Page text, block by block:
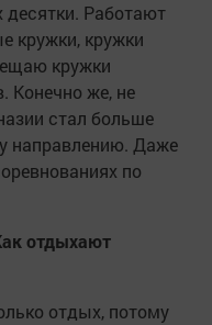
десятки. Работают
кружки, кружки
кружки
Конечно же, не
стал больше
направлению. Даже
по
отдыхают
отдых, потому